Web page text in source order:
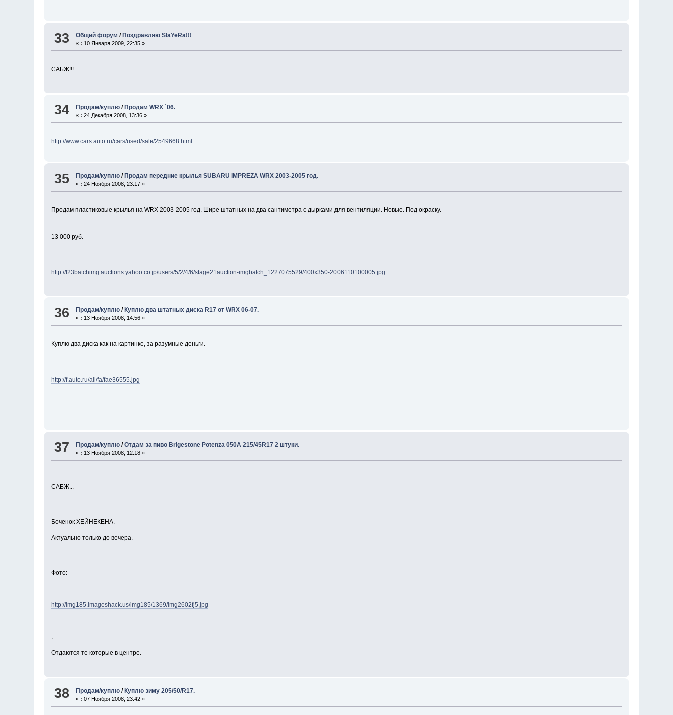
33 Общий форум / Поздравляю SlaYeRa!!!
« : 10 Января 2009, 22:35 »
САБЖ!!!
34 Продам/куплю /Продам WRX `06.
« : 24 Декабря 2008, 13:36 »
http://www.cars.auto.ru/cars/used/sale/2549668.html
35 Продам/куплю / Продам передние крылья SUBARU IMPREZA WRX 2003-2005 год.
« : 24 Ноября 2008, 23:17 »
Продам пластиковые крылья на WRX 2003-2005 год. Шире штатных на два сантиметра с дырками для вентиляции. Новые. Под окраску.
13 000 руб.
http://f23batchimg.auctions.yahoo.co.jp/users/5/2/4/6/stage21auction-imgbatch_1227075529/400x350-2006110100005.jpg
36 Продам/куплю / Куплю два штатных диска R17 от WRX 06-07.
« : 13 Ноября 2008, 14:56 »
Куплю два диска как на картинке, за разумные деньги.
http://f.auto.ru/all/fa/fae36555.jpg
37 Продам/куплю /Отдам за пиво Brigestone Potenza 050A 215/45R17 2 штуки.
« : 13 Ноября 2008, 12:18 »
САБЖ...
Боченок ХЕЙНЕКЕНА.
Актуально только до вечера.
Фото:
http://img185.imageshack.us/img185/1369/img2602fj5.jpg
.
Отдаются те которые в центре.
38 Продам/куплю /Куплю зиму 205/50/R17.
« : 07 Ноября 2008, 23:42 »